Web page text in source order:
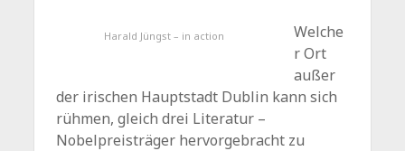
Harald Jüngst – in action
Welche
r Ort
außer
der irischen Hauptstadt Dublin kann sich
rühmen, gleich drei Literatur –
Nobelpreisträger hervorgebracht zu